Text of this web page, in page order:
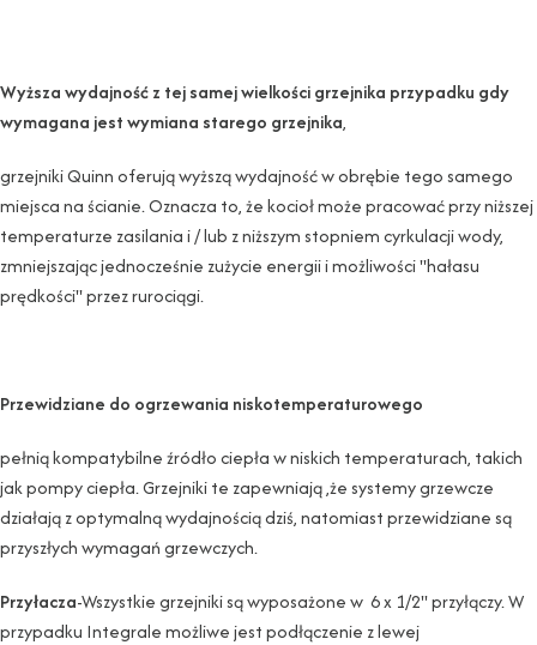
Wyższa wydajność z tej samej wielkości grzejnika przypadku gdy
wymagana jest wymiana starego grzejnika,
grzejniki Quinn oferują wyższą wydajność w obrębie tego samego
miejsca na ścianie. Oznacza to, że kocioł może pracować przy niższej
temperaturze zasilania i / lub z niższym stopniem cyrkulacji wody,
zmniejszając jednocześnie zużycie energii i możliwości "hałasu
prędkości" przez rurociągi.
Przewidziane do ogrzewania niskotemperaturowego
pełnią kompatybilne źródło ciepła w niskich temperaturach, takich
jak pompy ciepła. Grzejniki te zapewniają ,że systemy grzewcze
działają z optymalną wydajnością dziś, natomiast przewidziane są
przyszłych wymagań grzewczych.
Przyłacza-Wszystkie grzejniki są wyposażone w 6 x 1/2" przyłączy. W
przypadku Integrale możliwe jest podłączenie z lewej